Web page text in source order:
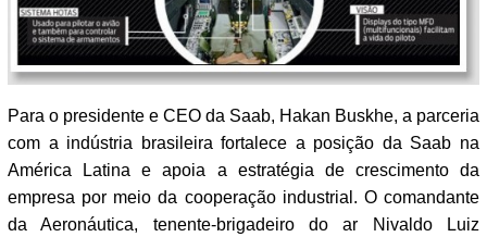
Para o presidente e CEO da Saab, Hakan Buskhe, a parceria
com a indústria brasileira fortalece a posição da Saab na
América Latina e apoia a estratégia de crescimento da
empresa por meio da cooperação industrial. O comandante
da Aeronáutica, tenente-brigadeiro do ar Nivaldo Luiz